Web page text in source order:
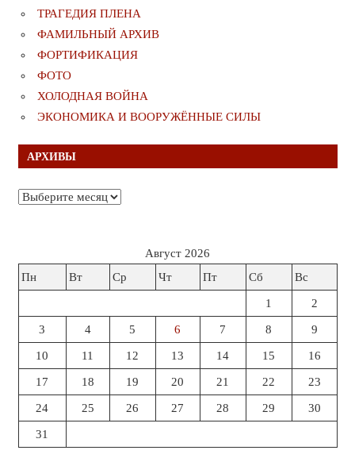
ТРАГЕДИЯ ПЛЕНА
ФАМИЛЬНЫЙ АРХИВ
ФОРТИФИКАЦИЯ
ФОТО
ХОЛОДНАЯ ВОЙНА
ЭКОНОМИКА И ВООРУЖЁННЫЕ СИЛЫ
АРХИВЫ
Архивы
Август 2026
Пн
Вт Ср Чт Пт Сб Вс
1 2
3 4 5 6 7 8 9
10 11 12 13 14 15 16
17 18 19 20 21 22 23
24 25 26 27 28 29 30
31